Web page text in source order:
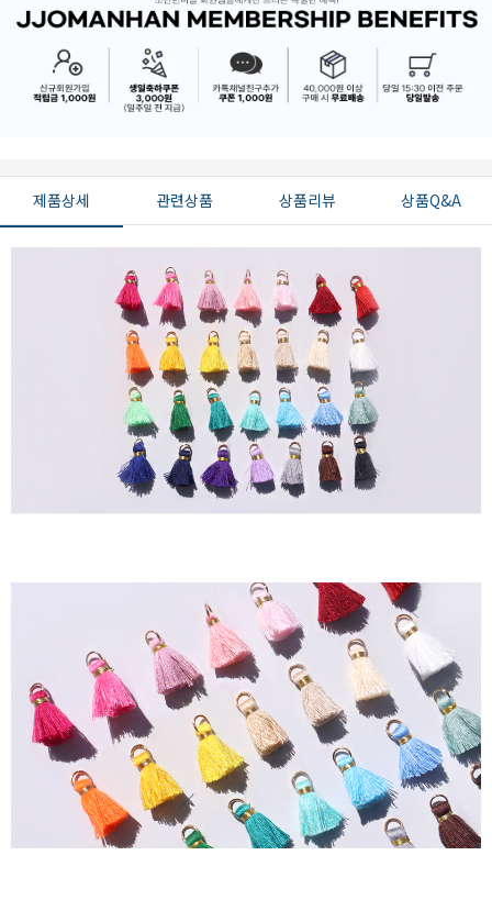
페이코 ID로 페
PAYCO 바로구매
제품상세 관련상품 상품리뷰 상품Q&A